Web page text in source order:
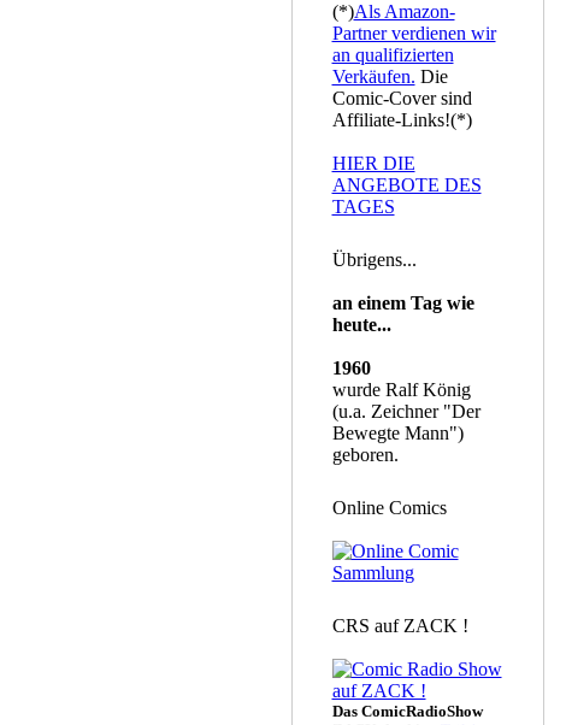
(*)Als Amazon-
Partner verdienen wir
an qualifizierten
Verkäufen. Die
Comic-Cover sind
Affiliate-Links!(*)
HIER DIE
ANGEBOTE DES
TAGES
Übrigens...
an einem Tag wie
heute...
1960
wurde Ralf König
(u.a. Zeichner "Der
Bewegte Mann")
geboren.
Online Comics
CRS auf ZACK !
Das ComicRadioShow